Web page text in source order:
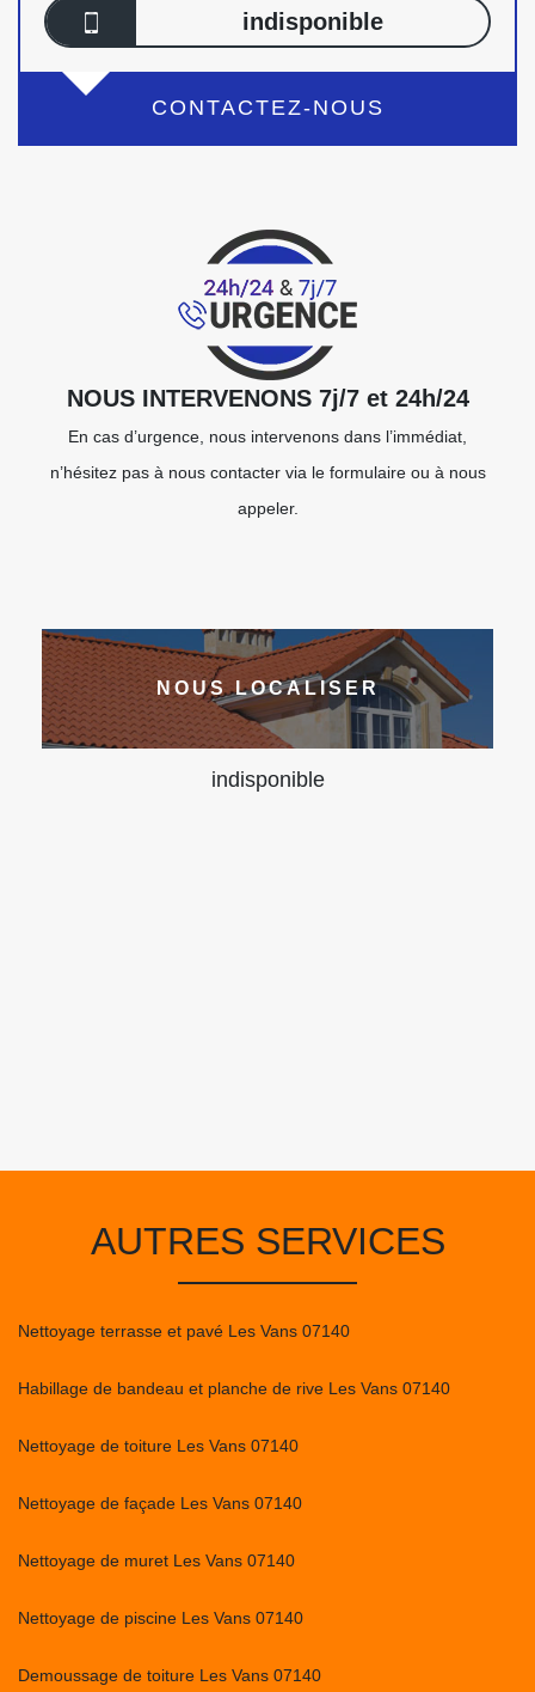
indisponible
CONTACTEZ-NOUS
NOUS INTERVENONS 7j/7 et 24h/24
En cas d’urgence, nous intervenons dans l’immédiat,
n’hésitez pas à nous contacter via le formulaire ou à nous
appeler.
NOUS LOCALISER
indisponible
AUTRES SERVICES
Nettoyage terrasse et pavé Les Vans 07140
Habillage de bandeau et planche de rive Les Vans 07140
Nettoyage de toiture Les Vans 07140
Nettoyage de façade Les Vans 07140
Nettoyage de muret Les Vans 07140
Nettoyage de piscine Les Vans 07140
Demoussage de toiture Les Vans 07140